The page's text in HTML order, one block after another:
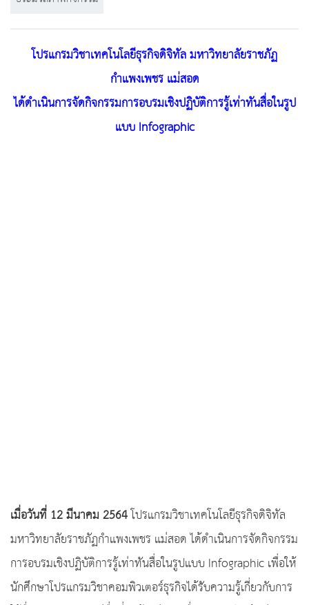
โปรแกรมวิชาเทคโนโลยีธุรกิจดิจิทัล มหาวิทยาลัยราชภัฏ
กำแพงเพชร แม่สอด
ได้ดำเนินการจัดกิจกรรมการอบรมเชิงปฏิบัติการรู้เท่าทันสื่อในรูป
แบบ Infographic
เมื่อวันที่ 12 มีนาคม 2564โปรแกรมวิชาเทคโนโลยีธุรกิจดิจิทัล
มหาวิทยาลัยราชภัฏกำแพงเพชร แม่สอด ได้ดำเนินการจัดกิจกรรม
การอบรมเชิงปฏิบัติการรู้เท่าทันสื่อในรูปแบบ Infographic เพื่อให้
นักศึกษาโปรแกรมวิชาคอมพิวเตอร์ธุรกิจได้รับความรู้เกี่ยวกับการ